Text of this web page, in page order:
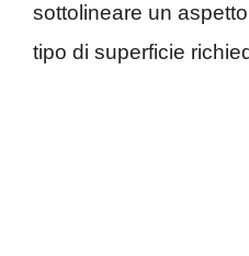
sottolineare un
tipo di superficie